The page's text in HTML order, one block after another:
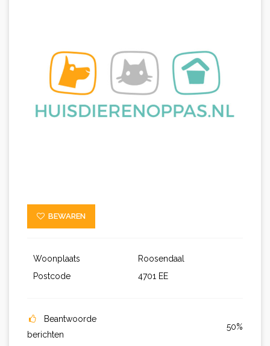
BEWAREN
Woonplaats
Roosendaal
Postcode
4701 EE
Beantwoorde
berichten
50%